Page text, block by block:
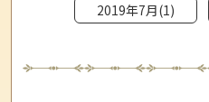
2019年7月(1)